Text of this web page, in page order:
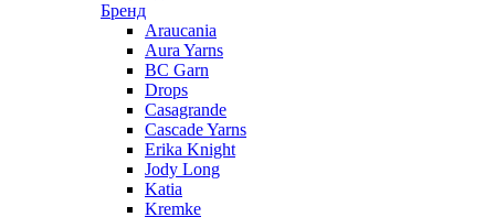
Бренд
Araucania
Aura Yarns
BC Garn
Drops
Casagrande
Cascade Yarns
Erika Knight
Jody Long
Katia
Kremke